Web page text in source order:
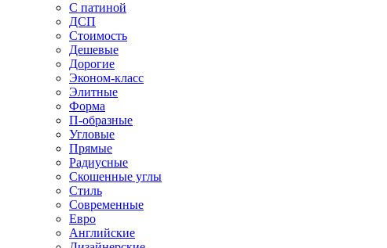
С патиной
ДСП
Стоимость
Дешевые
Дорогие
Эконом-класс
Элитные
Форма
П-образные
Угловые
Прямые
Радиусные
Скошенные углы
Стиль
Современные
Евро
Английские